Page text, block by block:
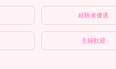
経験者優遇
主婦歓迎